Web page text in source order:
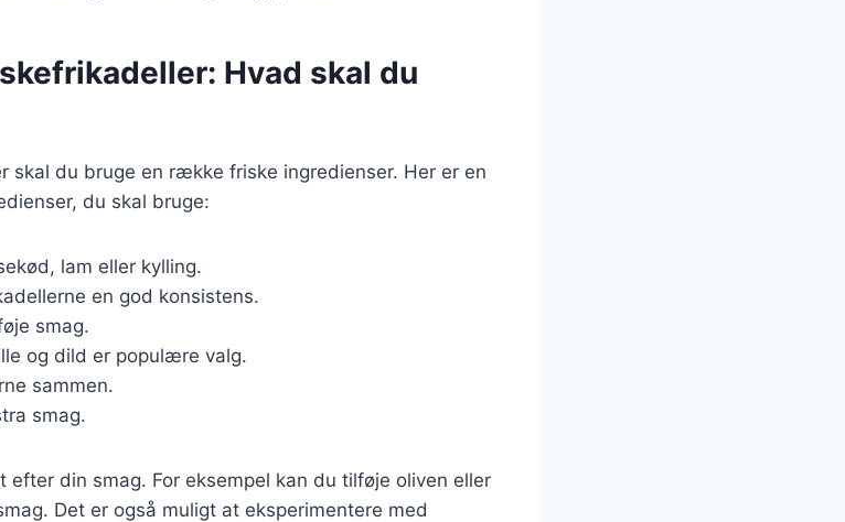
Hvad skal du
du bruge en række friske ingredienser. Her er en
du skal bruge:
lam eller kylling.
en god konsistens.
smag.
og dild er populære valg.
sammen.
smag.
efter din smag. For eksempel kan du tilføje oliven eller
Det er også muligt at eksperimentere med